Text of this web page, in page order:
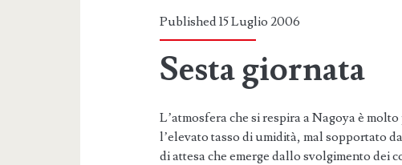
Published 15 Luglio 2006
Sesta giornata
L’atmosfera che si respira a Nagoya è
l’elevato tasso di umidità, mal sopportato
di attesa che emerge dallo svolgimento dei